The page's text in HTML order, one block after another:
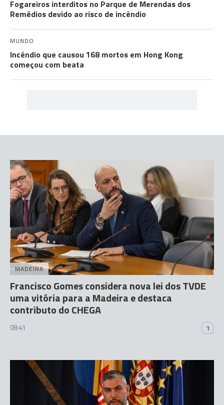
Fogareiros interditos no Parque de Merendas dos
Remédios devido ao risco de incêndio
MUNDO
Incêndio que causou 168 mortos em Hong Kong
começou com beata
MADEIRA
Francisco Gomes considera nova lei dos TVDE
uma vitória para a Madeira e destaca
contributo do CHEGA
08:41 1